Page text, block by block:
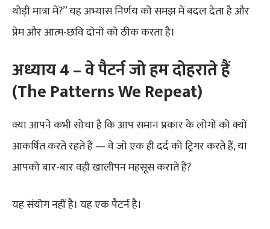
थोड़ी मात्रा में?” यह अभ्यास निर्णय को समझ में बदल देता है और
प्रेम और आत्म-छवि दोनों को ठीक करता है।
अध्याय 4 – वे पैटर्न जो हम दोहराते हैं
(The Patterns We Repeat)
क्या आपने कभी सोचा है कि आप समान प्रकार के लोगों को क्यों
आकर्षित करते रहते हैं — वे जो एक ही दर्द को ट्रिगर करते हैं, या
आपको बार-बार वही खालीपन महसूस कराते हैं?
यह संयोग नहीं है। यह एक पैटर्न है।